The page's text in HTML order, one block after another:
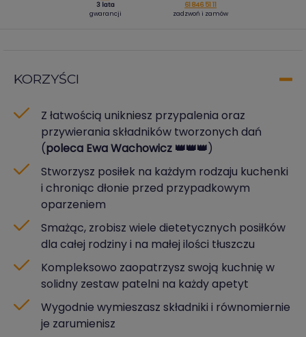
3 lata
gwarancji
61 846 51 11
zadzwoń i zamów
KORZYŚCI
Z łatwością unikniesz przypalenia oraz
przywierania składników tworzonych dań
(poleca Ewa Wachowicz 👑👑👑)
Stworzysz posiłek na każdym rodzaju kuchenki
i chroniąc dłonie przed przypadkowym
oparzeniem
Smażąc, zrobisz wiele dietetycznych posiłków
dla całej rodziny i na małej ilości tłuszczu
Kompleksowo zaopatrzysz swoją kuchnię w
solidny zestaw patelni na każdy apetyt
Wygodnie wymieszasz składniki i równomiernie
je zarumienisz